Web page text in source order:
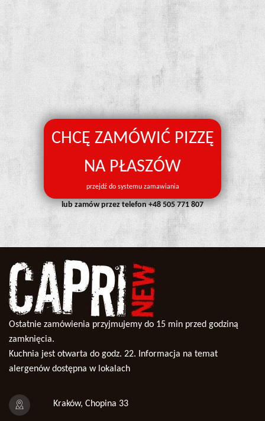
CHCĘ ZAMÓWIĆ PIZZĘ
NA PŁASZÓW
przejdź do systemu zamawiania
lub zamów przez telefon+48 505 771 807
Ostatnie zamówienia przyjmujemy do 15 min przed godziną
zamknięcia.
Kuchnia jest otwarta do godz. 22. Informacja na temat
alergenów dostępna w lokalach
Kraków, Chopina 33